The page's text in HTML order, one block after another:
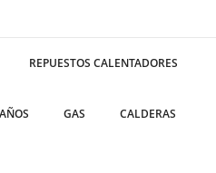
REPUESTOS CALENTADORES
GAS CALDERAS